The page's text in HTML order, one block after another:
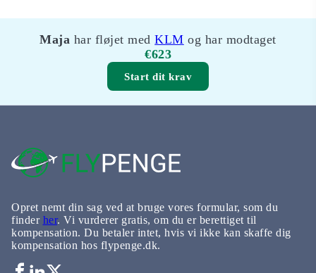
Maja har fløjet medKLM og har modtaget
€623
Start dit krav
Opret nemt din sag ved at bruge vores formular, som du
finder her. Vi vurderer gratis, om du er berettiget til
kompensation. Du betaler intet, hvis vi ikke kan skaffe dig
kompensation hos flypenge.dk.